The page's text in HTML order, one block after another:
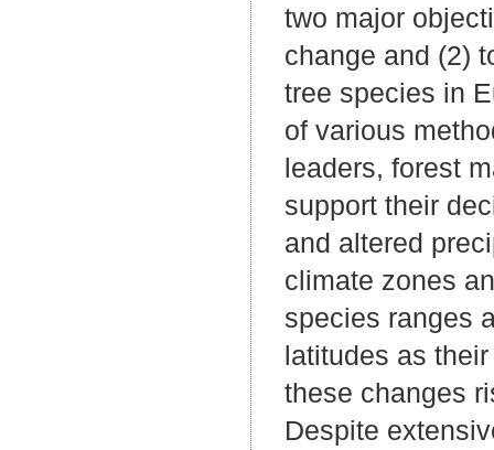
two major
change and (2)
tree species in
of various
leaders, forest
support their
and altered
climate zones
species ranges
latitudes as
these changes
Despite